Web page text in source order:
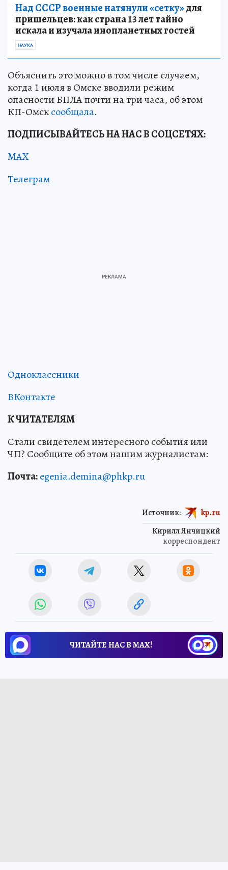
Над СССР военные натянули «сетку»для
пришельцев: как страна 13 лет тайно
искала и изучала инопланетных гостей
НАУКА
Объяснить это можно в том числе случаем,
когда 1 июля в Омске вводили режим
опасности БПЛА почти на три часа, об этом
КП-Омсксообщала.
ПОДПИСЫВАЙТЕСЬ НА НАС В СОЦСЕТЯХ:
MAX
Телеграм
Одноклассники
ВКонтакте
К ЧИТАТЕЛЯМ
Стали свидетелем интересного события или
ЧП? Сообщите об этом нашим журналистам:
Почта:egenia.demina@phkp.ru
Кирилл Янчицкий
корреспондент
Источник: kp.ru
ЧИТАЙТЕ НАС В МАХ!